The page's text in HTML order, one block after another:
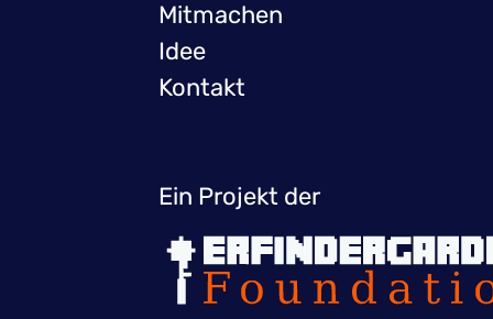
Mitmachen
Idee
Kontakt
Ein Projekt der